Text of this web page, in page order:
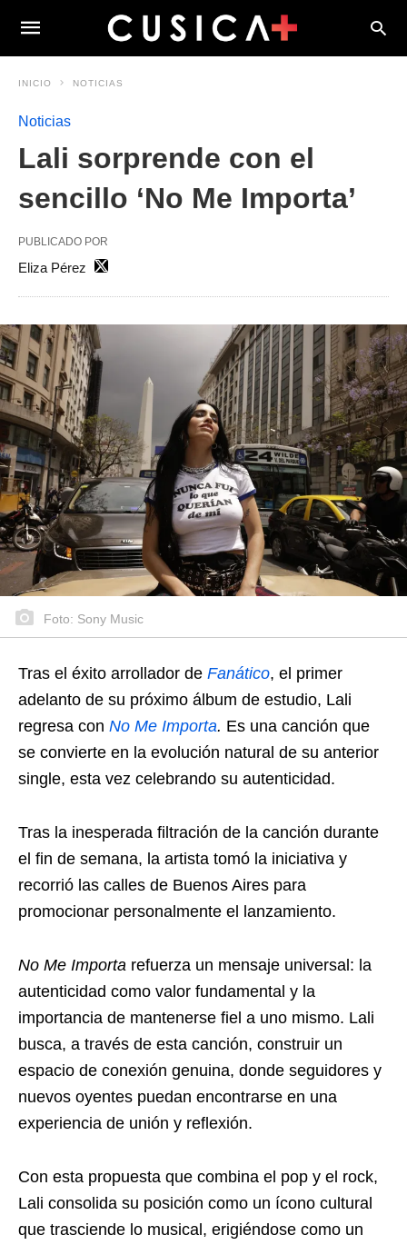
INICIO NOTICIAS
Noticias
Lali sorprende con el
sencillo ‘No Me Importa’
PUBLICADO POR
Eliza Pérez
Foto: Sony Music
Tras el éxito arrollador de Fanático, el primer
adelanto de su próximo álbum de estudio, Lali
regresa con No Me Importa. Es una canción que
se convierte en la evolución natural de su anterior
single, esta vez celebrando su autenticidad.
Tras la inesperada filtración de la canción durante
el fin de semana, la artista tomó la iniciativa y
recorrió las calles de Buenos Aires para
promocionar personalmente el lanzamiento.
No Me Importa refuerza un mensaje universal: la
autenticidad como valor fundamental y la
importancia de mantenerse fiel a uno mismo. Lali
busca, a través de esta canción, construir un
espacio de conexión genuina, donde seguidores y
nuevos oyentes puedan encontrarse en una
experiencia de unión y reflexión.
Con esta propuesta que combina el pop y el rock,
Lali consolida su posición como un ícono cultural
que trasciende lo musical, erigiéndose como un